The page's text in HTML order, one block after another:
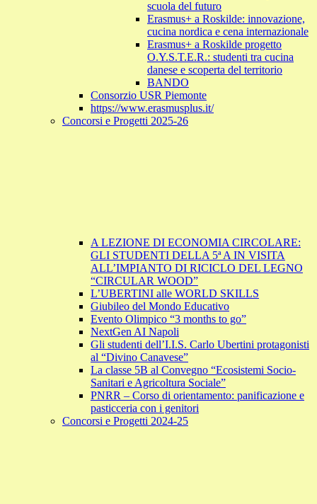
scuola del futuro
Erasmus+ a Roskilde: innovazione,
cucina nordica e cena internazionale
Erasmus+ a Roskilde progetto
O.Y.S.T.E.R.: studenti tra cucina
danese e scoperta del territorio
BANDO
Consorzio USR Piemonte
https://www.erasmusplus.it/
Concorsi e Progetti 2025-26
A LEZIONE DI ECONOMIA CIRCOLARE:
GLI STUDENTI DELLA 5ª A IN VISITA
ALL’IMPIANTO DI RICICLO DEL LEGNO
“CIRCULAR WOOD”
L’UBERTINI alle WORLD SKILLS
Giubileo del Mondo Educativo
Evento Olimpico “3 months to go”
NextGen AI Napoli
Gli studenti dell’I.I.S. Carlo Ubertini protagonisti
al “Divino Canavese”
La classe 5B al Convegno “Ecosistemi Socio-
Sanitari e Agricoltura Sociale”
PNRR – Corso di orientamento: panificazione e
pasticceria con i genitori
Concorsi e Progetti 2024-25